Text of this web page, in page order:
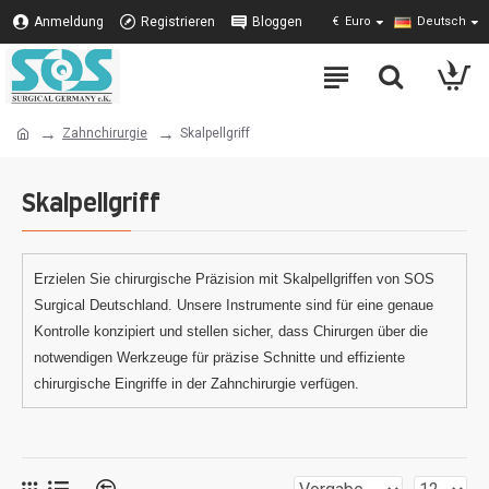
Anmeldung Registrieren Bloggen € Euro Deutsch
Zahnchirurgie Skalpellgriff
Skalpellgriff
Erzielen Sie chirurgische Präzision mit Skalpellgriffen von SOS
Surgical Deutschland. Unsere Instrumente sind für eine genaue
Kontrolle konzipiert und stellen sicher, dass Chirurgen über die
notwendigen Werkzeuge für präzise Schnitte und effiziente
chirurgische Eingriffe in der Zahnchirurgie verfügen.